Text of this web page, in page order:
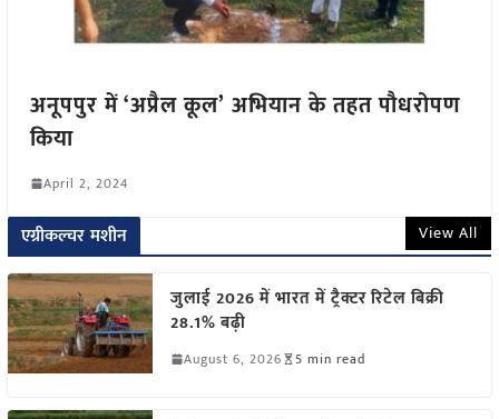
अनूपपुर में ‘अप्रैल कूल’ अभियान के तहत पौधरोपण
किया
April 2, 2024
एग्रीकल्चर मशीन View All
जुलाई 2026 में भारत में ट्रैक्टर रिटेल बिक्री
28.1% बढ़ी
August 6, 2026 5 min read